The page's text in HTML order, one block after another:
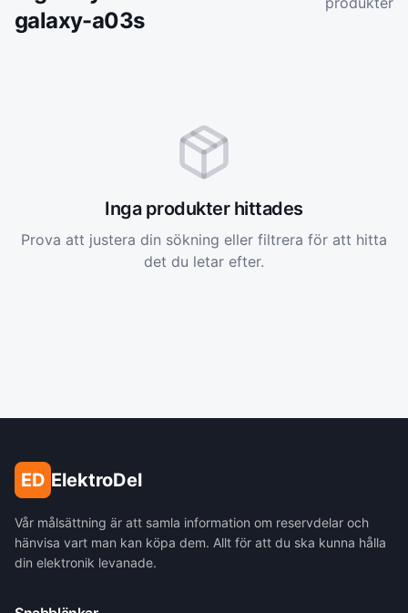
galaxy-a03s
Inga produkter hittades
Prova att justera din sökning eller filtrera för att hitta
det du letar efter.
ED ElektroDel
Vår målsättning är att samla information om reservdelar och
hänvisa vart man kan köpa dem. Allt för att du ska kunna hålla
din elektronik levanade.